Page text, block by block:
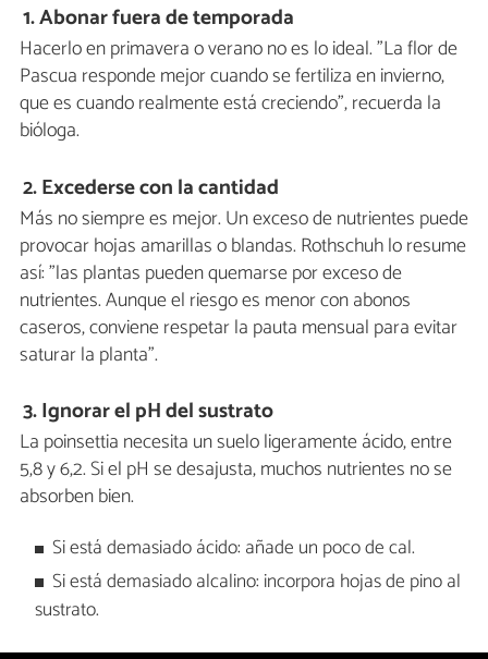
1. Abonar fuera de temporada
Hacerlo en primavera o verano no es lo ideal. "La flor de
Pascua responde mejor cuando se fertiliza en invierno,
que es cuando realmente está creciendo", recuerda la
bióloga.
2. Excederse con la cantidad
Más no siempre es mejor. Un exceso de nutrientes puede
provocar hojas amarillas o blandas. Rothschuh lo resume
así: "las plantas pueden quemarse por exceso de
nutrientes. Aunque el riesgo es menor con abonos
caseros, conviene respetar la pauta mensual para evitar
saturar la planta".
3. Ignorar el pH del sustrato
La poinsettia necesita un suelo ligeramente ácido, entre
5,8 y 6,2. Si el pH se desajusta, muchos nutrientes no se
absorben bien.
Si está demasiado ácido: añade un poco de cal.
Si está demasiado alcalino: incorpora hojas de pino al
sustrato.